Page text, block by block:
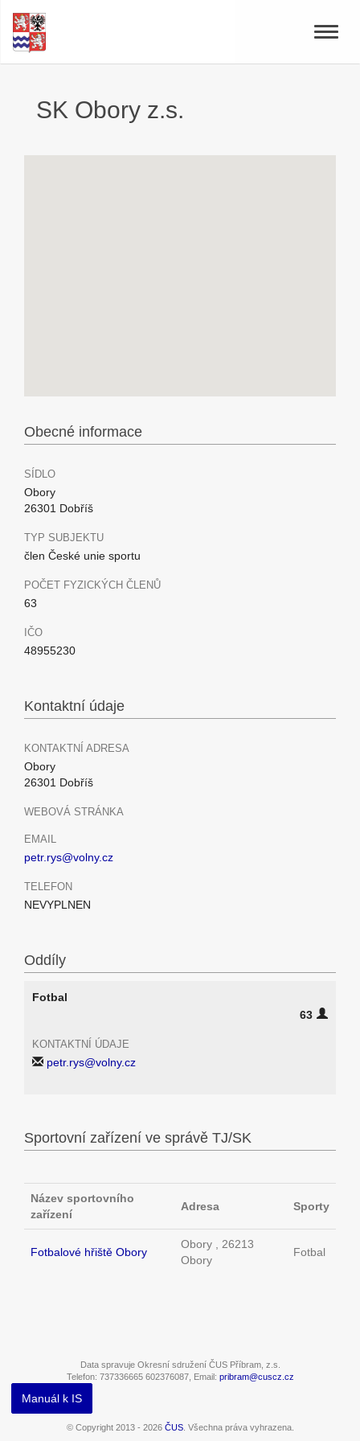
Toggle
SK Obory z.s.
Obecné informace
SÍDLO
Obory
26301 Dobříš
TYP SUBJEKTU
člen České unie sportu
POČET FYZICKÝCH ČLENŮ
63
IČO
48955230
Kontaktní údaje
KONTAKTNÍ ADRESA
Obory
26301 Dobříš
WEBOVÁ STRÁNKA
EMAIL
petr.rys@volny.cz
TELEFON
NEVYPLNEN
Oddíly
Fotbal
63
KONTAKTNÍ ÚDAJE
petr.rys@volny.cz
Sportovní zařízení ve správě TJ/SK
Název sportovního
zařízení
Adresa Sporty
Fotbalové hřiště Obory
Obory , 26213
Obory
Fotbal
Data spravuje Okresní sdružení ČUS Příbram, z.s.
Telefon: 737336665 602376087, Email: pribram@cuscz.cz
Manuál k IS
© Copyright 2013 - 2026 ČUS. Všechna práva vyhrazena.